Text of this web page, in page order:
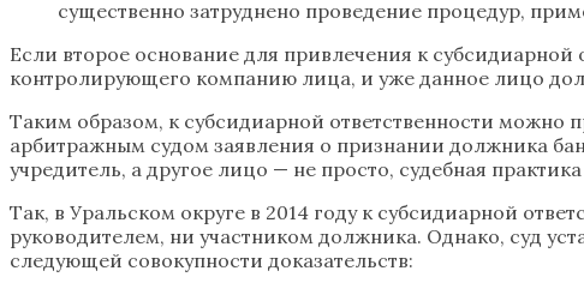
существенно затруднено проведение процедур,
Если второе основание для привлечения к субсидиарной
контролирующего компанию лица, и уже данное лицо
Таким образом, к субсидиарной ответственности можно
арбитражным судом заявления о признании должника
учредитель, а другое лицо — не просто, судебная
Так, в Уральском округе в 2014 году к субсидиарной
руководителем, ни участником должника. Однако, суд
следующей совокупности доказательств: